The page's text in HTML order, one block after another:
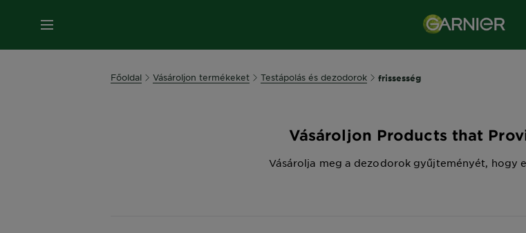
MENÜ
Főoldal Vásároljon termékeket Testápolás és dezodorok frissesség
Vásároljon Products that
Vásárolja meg a dezodorok gyűjteményét, hogy